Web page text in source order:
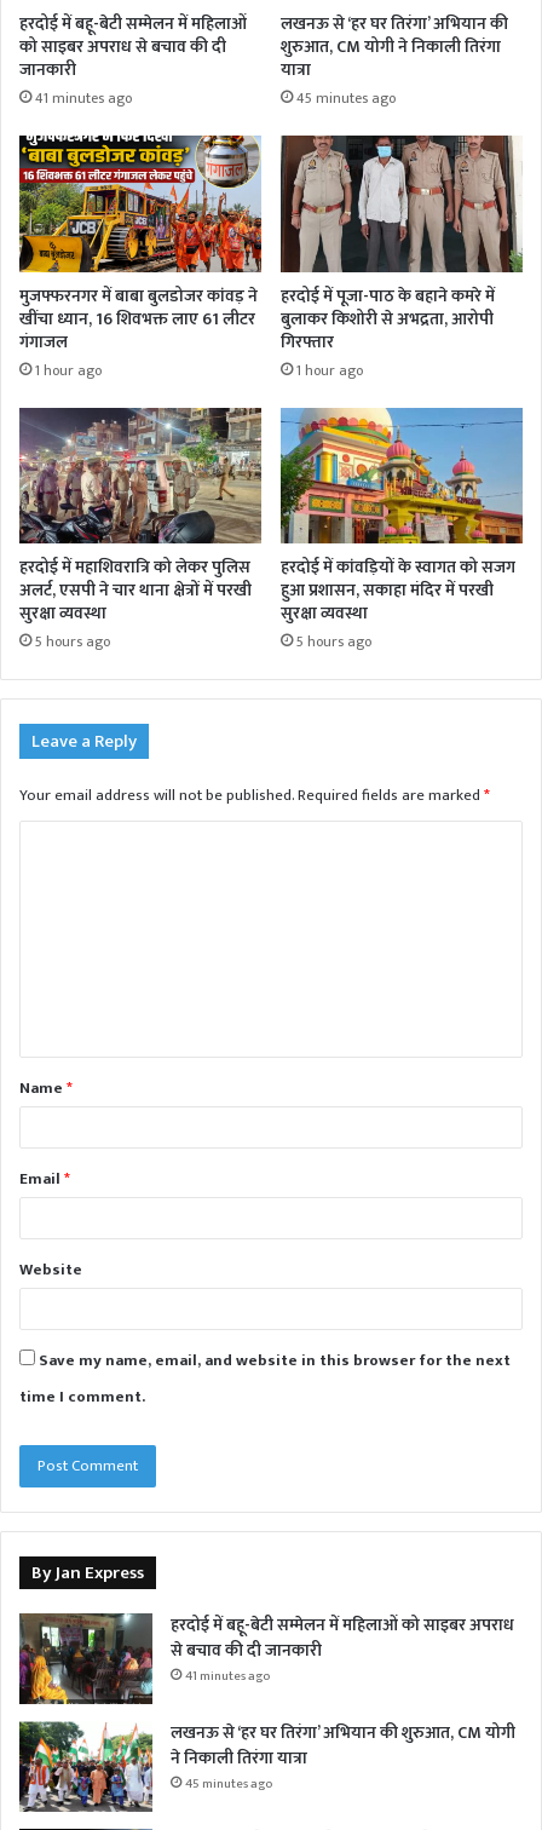
हरदोई में बहू-बेटी सम्मेलन में महिलाओं
को साइबर अपराध से बचाव की दी
जानकारी
41 minutes ago
लखनऊ से ‘हर घर तिरंगा’ अभियान की
शुरुआत, CM योगी ने निकाली तिरंगा
यात्रा
45 minutes ago
मुजफ्फरनगर में बाबा बुलडोजर कांवड़ ने
खींचा ध्यान, 16 शिवभक्त लाए 61 लीटर
गंगाजल
1 hour ago
हरदोई में पूजा-पाठ के बहाने कमरे में
बुलाकर किशोरी से अभद्रता, आरोपी
गिरफ्तार
1 hour ago
हरदोई में महाशिवरात्रि को लेकर पुलिस
अलर्ट, एसपी ने चार थाना क्षेत्रों में परखी
सुरक्षा व्यवस्था
5 hours ago
हरदोई में कांवड़ियों के स्वागत को सजग
हुआ प्रशासन, सकाहा मंदिर में परखी
सुरक्षा व्यवस्था
5 hours ago
Leave a Reply
Your email address will not be published.Required fields are marked*
t
*Name*
Email*
Website
Save my name, email, and website in this browser for the next
time I comment.
By Jan Express
हरदोई में बहू-बेटी सम्मेलन में महिलाओं को साइबर अपराध
से बचाव की दी जानकारी
41 minutes ago
लखनऊ से ‘हर घर तिरंगा’ अभियान की शुरुआत, CM योगी
ने निकाली तिरंगा यात्रा
45 minutes ago